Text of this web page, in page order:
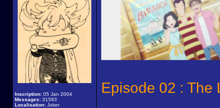
Inscription: 05 Jan 2004
Messages: 31583
Localisation: Joker
Episode 02 : The